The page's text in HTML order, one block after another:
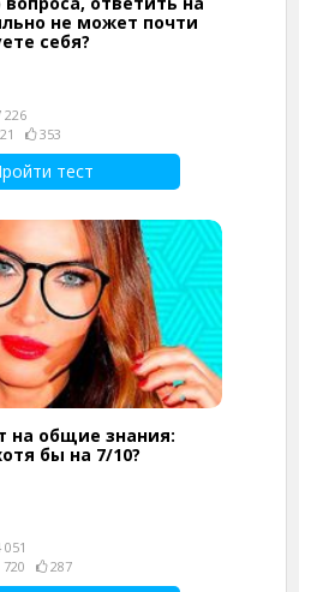
не может почти
себя?
353
тест
на общие знания:
бы на 7/10?
720
287